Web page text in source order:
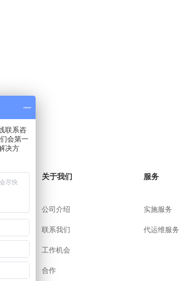
关于我们
公司介绍
联系我们
工作机会
合作
服务
实施服务
代运维服务
联系咨
会第一
决方